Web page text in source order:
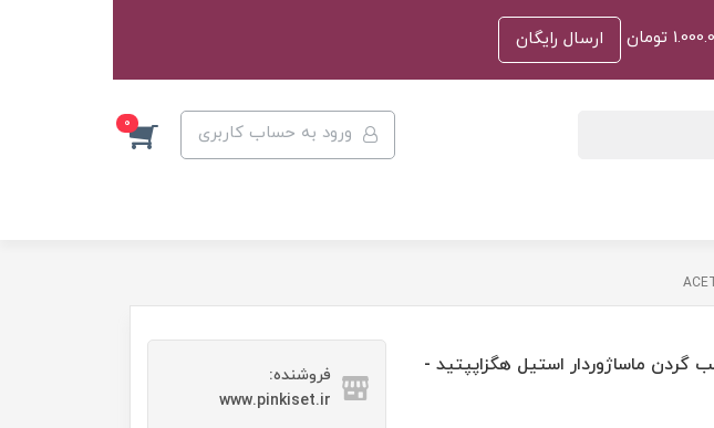
ارسال رایگان
ورود به حساب کاربری 0
ماساژوردار استیل هگزاپپتید -
فروشنده:
www.pinkiset.ir